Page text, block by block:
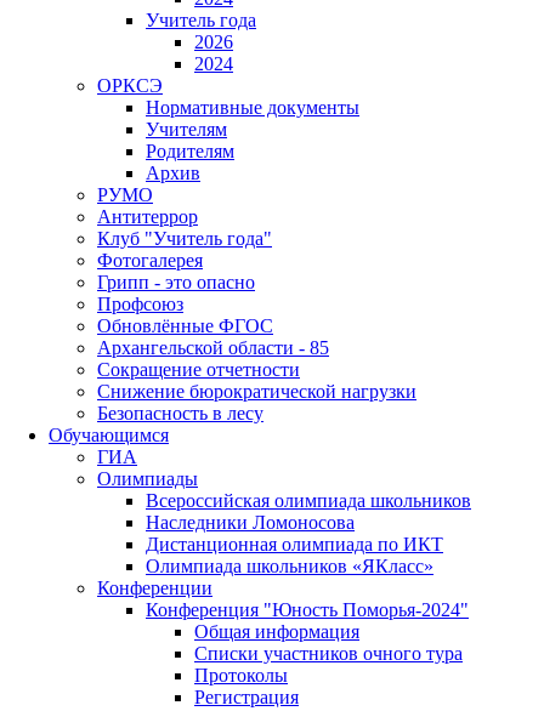
Учитель года
2026
2024
ОРКСЭ
Нормативные документы
Учителям
Родителям
Архив
РУМО
Антитеррор
Клуб "Учитель года"
Фотогалерея
Грипп - это опасно
Профсоюз
Обновлённые ФГОС
Архангельской области - 85
Сокращение отчетности
Снижение бюрократической нагрузки
Безопасность в лесу
Обучающимся
ГИА
Олимпиады
Всероссийская олимпиада школьников
Наследники Ломоносова
Дистанционная олимпиада по ИКТ
Олимпиада школьников «ЯКласс»
Конференции
Конференция "Юность Поморья-2024"
Общая информация
Списки участников очного тура
Протоколы
Регистрация